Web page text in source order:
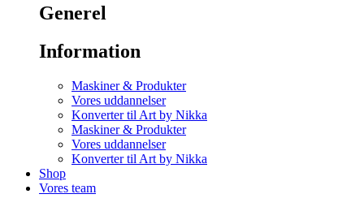
Generel
Information
Maskiner & Produkter
Vores uddannelser
Konverter til Art by Nikka
Maskiner & Produkter
Vores uddannelser
Konverter til Art by Nikka
Shop
Vores team